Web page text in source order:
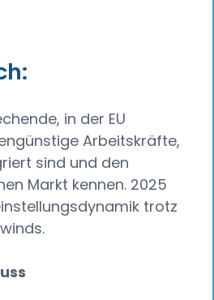
in der EU
Arbeitskräfte,
sind und den
Markt kennen. 2025
trotz